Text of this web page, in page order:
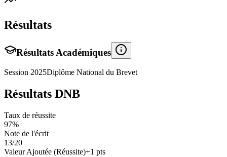
Résultats
Résultats Académiques
Session 2025Diplôme National du Brevet
Résultats DNB
Taux de réussite
97%
Note de l'écrit
13/20
Valeur Ajoutée (Réussite)+1 pts